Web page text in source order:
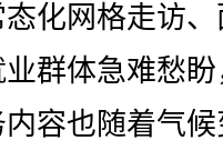
化网格走访
群体急难愁
容也随着气